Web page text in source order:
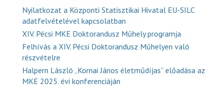
Nyilatkozat a Központi Statisztikai Hivatal EU-SILC
adatfelvételével kapcsolatban
XIV. Pécsi MKE Doktorandusz Műhely programja
Felhívás a XIV. Pécsi Doktorandusz Műhelyen való
részvételre
Halpern László „Kornai János életműdíjas” előadása az
MKE 2025. évi konferenciáján